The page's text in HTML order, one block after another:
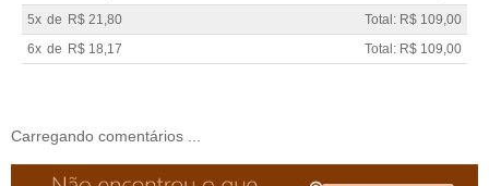
5x de R$ 21,80
Total: R$ 109,00
6x de R$ 18,17 Total: R$ 109,00
Carregando comentários ...